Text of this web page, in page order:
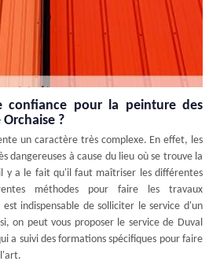
pour la peinture des
?
un caractère très complexe. En effet, les
dangereuses à cause du lieu où se trouve la
y a le fait qu'il faut maîtriser les différentes
méthodes pour faire les travaux
indispensable de solliciter le service d'un
on peut vous proposer le service de Duval
a suivi des formations spécifiques pour faire
l'art.